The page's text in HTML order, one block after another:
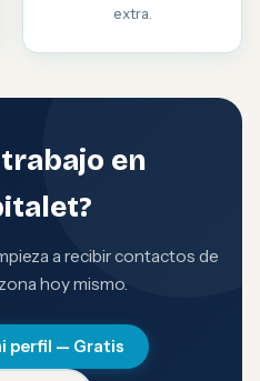
extra.
en
a recibir contactos de
hoy mismo.
perfil — Gratis